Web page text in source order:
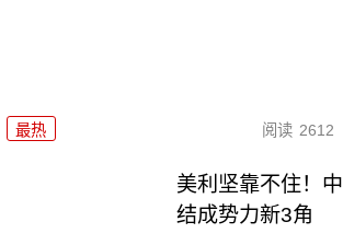
最热 阅读 2612
美利坚靠不住！
结成势力新3角